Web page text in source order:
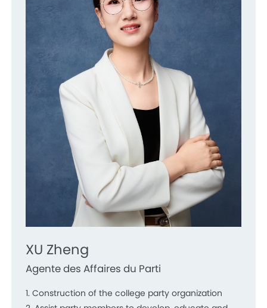
XU Zheng
Agente des Affaires du Parti
1. Construction of the college party organization